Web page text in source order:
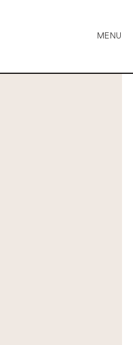
MENU